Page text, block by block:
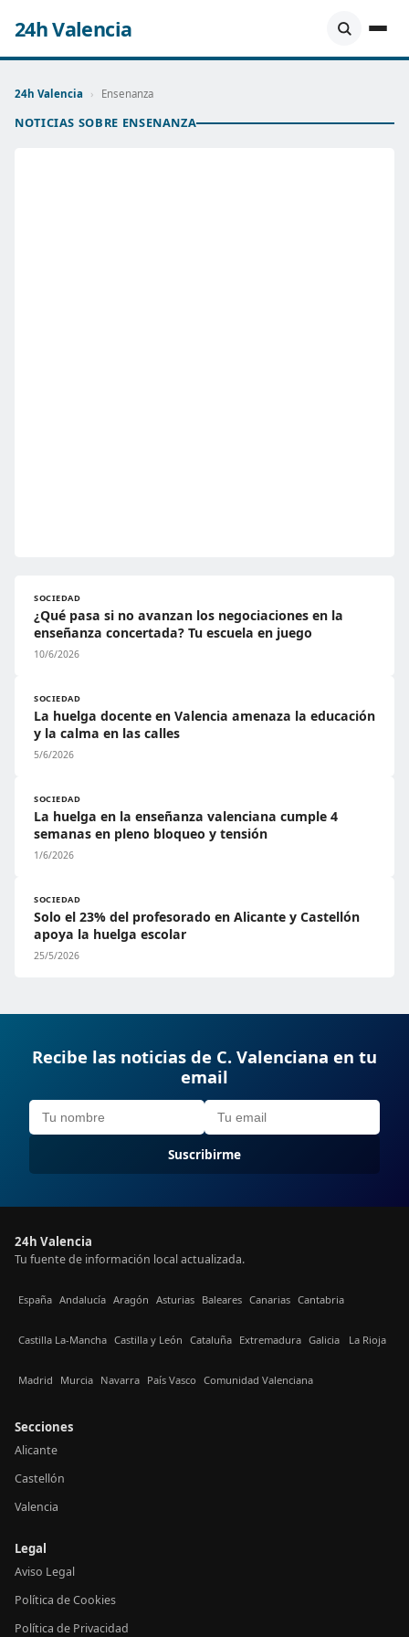
24h Valencia
24h Valencia › Ensenanza
NOTICIAS SOBRE ENSENANZA
SOCIEDAD
¿Qué pasa si no avanzan los negociaciones en la
enseñanza concertada? Tu escuela en juego
10/6/2026
SOCIEDAD
La huelga docente en Valencia amenaza la educación
y la calma en las calles
5/6/2026
SOCIEDAD
La huelga en la enseñanza valenciana cumple 4
semanas en pleno bloqueo y tensión
1/6/2026
SOCIEDAD
Solo el 23% del profesorado en Alicante y Castellón
apoya la huelga escolar
25/5/2026
Recibe las noticias de C. Valenciana en tu
email
Suscribirme
24h Valencia
Tu fuente de información local actualizada.
España Andalucía Aragón Asturias Baleares Canarias Cantabria
Castilla La-Mancha Castilla y León Cataluña Extremadura Galicia La Rioja
Madrid Murcia Navarra País Vasco Comunidad Valenciana
Secciones
Alicante
Castellón
Valencia
Legal
Aviso Legal
Política de Cookies
Política de Privacidad